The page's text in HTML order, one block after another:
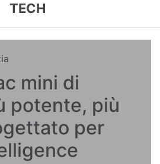
TECH
mini di
potente, più
per